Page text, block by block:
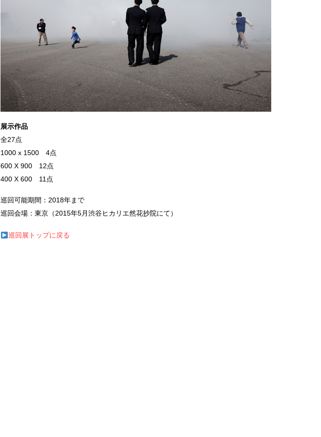
展示作品
全27点
1000 x 1500 4点
600 X 900 12点
400 X 600 11点
巡回可能期間：2018年まで
巡回会場：東京（2015年5月渋谷ヒカリエ然花抄院にて）
巡回展トップに戻る